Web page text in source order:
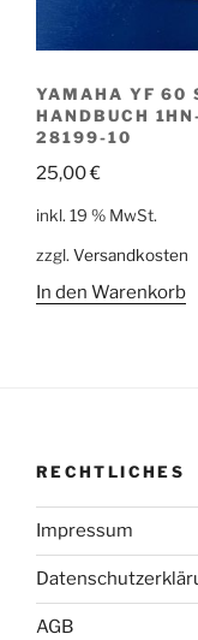
YAMAHA YF 60
HANDBUCH
28199-10
25,00€
inkl. 19 % MwSt.
zzgl. Versandkosten
In den Warenkorb
RECHTLICHES
Impressum
AGB